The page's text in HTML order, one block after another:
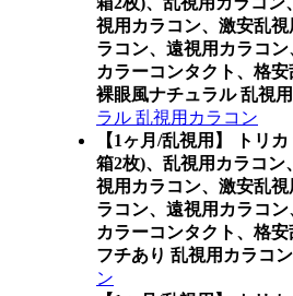
視用カラコン、激安乱
ラコン、遠視用カラコ
カラーコンタクト、格
裸眼風ナチュラル 乱視
ラル 乱視用カラコン
【1ヶ月/乱視用】 トリ
箱2枚)、乱視用カラコ
視用カラコン、激安乱
ラコン、遠視用カラコ
カラーコンタクト、格
フチあり 乱視用カラコン
ン